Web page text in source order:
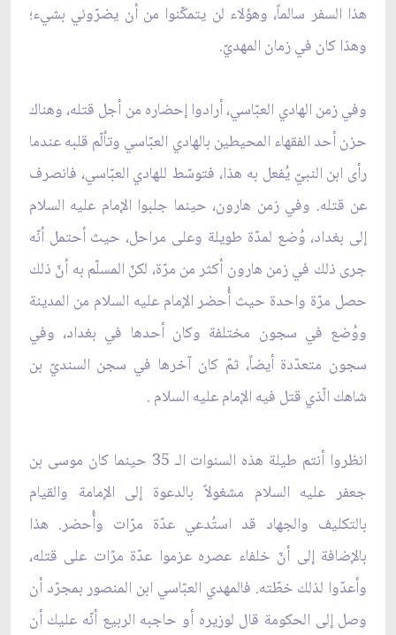
هذا السفر سالماً، وهؤلاء لن يتمكّنوا من أن يضرّوني بشيء؛
وهذا كان في زمان المهديّ.
وفي زمن الهادي العبّاسي، أرادوا إحضاره من أجل قتله، وهناك
حزن أحد الفقهاء المحيطين بالهادي العبّاسي وتألّم قلبه عندما
رأى ابن النبيّ يُفعل به هذا، فتوسّط للهادي العبّاسي، فانصرف
عن قتله. وفي زمن هارون، حينما جلبوا الإمام عليه السلام
إلى بغداد، وُضع لمدّة طويلة وعلى مراحل، حيث أحتمل أنّه
جرى ذلك في زمن هارون أكثر من مرّة، لكنّ المسلّم به أنّ ذلك
حصل مرّة واحدة حيث أُحضر الإمام عليه السلام من المدينة
ووُضع في سجون مختلفة وكان أحدها في بغداد، وفي
سجون متعدّدة أيضاً، ثمّ كان آخرها في سجن السنديّ بن
شاهك الّذي قتل فيه الإمام عليه السلام .
انظروا أنتم طيلة هذه السنوات الـ 35 حينما كان موسى بن
جعفر عليه السلام مشغولاً بالدعوة إلى الإمامة والقيام
بالتكليف والجهاد قد استُدعي عدّة مرّات وأُحضر. هذا
بالإضافة إلى أنّ خلفاء عصره عزموا عدّة مرّات على قتله،
وأعدّوا لذلك خطّته. فالمهدي العبّاسي ابن المنصور بمجرّد أن
وصل إلى الحكومة قال لوزيره أو حاجبه الربيع أنّه عليك أن